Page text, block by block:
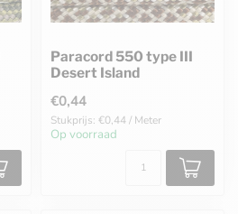
Paracord 550 type III
Desert Island
€0,44
Stukprijs: €0,44 / Meter
Op voorraad